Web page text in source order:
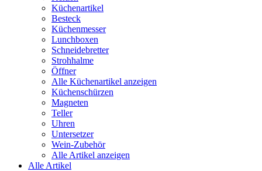
Küchenartikel
Besteck
Küchenmesser
Lunchboxen
Schneidebretter
Strohhalme
Öffner
Alle Küchenartikel anzeigen
Küchenschürzen
Magneten
Teller
Uhren
Untersetzer
Wein-Zubehör
Alle Artikel anzeigen
Alle Artikel